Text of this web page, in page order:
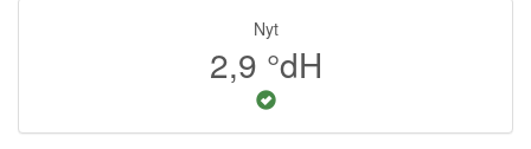
Nyt
2,9 °dH